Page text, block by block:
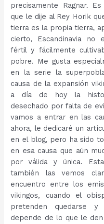
precisamente Ragnar.
que le dije al Rey Horik
tierra es la propia tierra,
cierto, Escandinavia no
fértil y fácilmente
pobre. Me gusta
en la serie la
causa de la expansión
a día de hoy la
desechado por falta de
vamos a entrar en las
ahora, le dedicaré un
en el blog, pero ha sido
en esa causa que aún
por válida y única.
también las vemos
encuentro entre los
vikingos, cuando el
pretenden quedarse
depende de lo que le